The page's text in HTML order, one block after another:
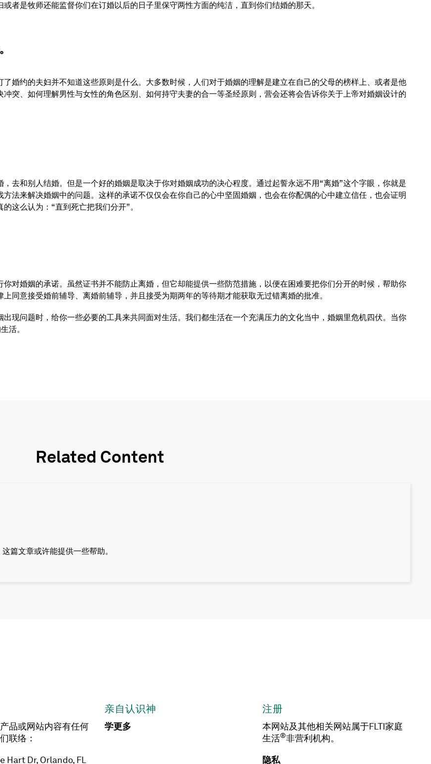
者是牧师还能监督你们在订婚以后的日子里保守两性方面的纯洁，直到你们结婚的那天。
了婚约的夫妇并不知道这些原则是什么。大多数时候，人们对于婚姻的理解是建立在自己的父母的榜样上、或者是他
冲突、如何理解男性与女性的角色区别、如何持守夫妻的合一等圣经原则，营会还将会告诉你关于上帝对婚姻设计的
去和别人结婚。但是一个好的婚姻是取决于你对婚姻成功的决心程度。通过起誓永远不用“离婚”这个字眼，你就是
法来解决婚姻中的问题。这样的承诺不仅仅会在你自己的心中坚固婚姻，也会在你配偶的心中建立信任，也会证明
这么认为：“直到死亡把我们分开”。
对婚姻的承诺。虽然证书并不能防止离婚，但它却能提供一些防范措施，以便在困难要把你们分开的时候，帮助你
同意接受婚前辅导、离婚前辅导，并且接受为期两年的等待期才能获取无过错离婚的批准。
现问题时，给你一些必要的工具来共同面对生活。我们都生活在一个充满压力的文化当中，婚姻里危机四伏。当你
活。
Related Content
篇文章或许能提供一些帮助。
品或网站内容有任何
联络：
Hart Dr, Orlando, FL
亲自认识神
学更多
注册
本网站及其他相关网站属于FLTI家庭
生活®非营利机构。
隐私